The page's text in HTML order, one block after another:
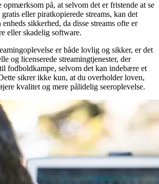
på, at selvom det er fristende at se
eller piratkopierede streams, kan det
sikkerhed, da disse streams ofte er
eller skadelig software.
er både lovlig og sikker, er det
og licenserede streamingtjenester, der
fodboldkampe, selvom det kan indebære et
sikrer ikke kun, at du overholder loven,
kvalitet og mere pålidelig seeroplevelse.